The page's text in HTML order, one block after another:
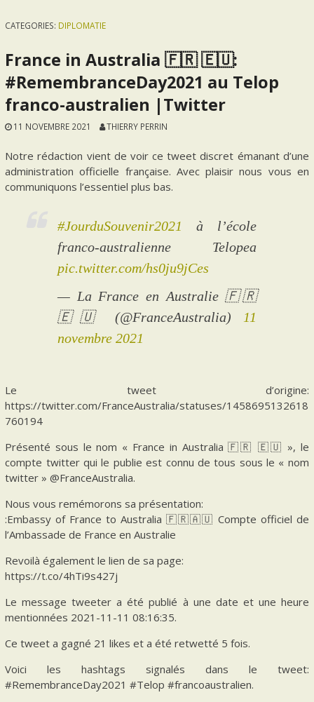
CATEGORIES: DIPLOMATIE
France in Australia 🇫🇷 🇪🇺:
#RemembranceDay2021 au Telop
franco-australien |Twitter
11 NOVEMBRE 2021 THIERRY PERRIN
Notre rédaction vient de voir ce tweet discret émanant d’une
administration officielle française. Avec plaisir nous vous en
communiquons l’essentiel plus bas.
#JourduSouvenir2021 à l’école
franco-australienne Telopea
pic.twitter.com/hs0ju9jCes
— La France en Australie 🇫🇷
🇪🇺 (@FranceAustralia) 11
novembre 2021
Le tweet d’origine:
https://twitter.com/FranceAustralia/statuses/1458695132618
760194
Présenté sous le nom « France in Australia 🇫🇷 🇪🇺 », le
compte twitter qui le publie est connu de tous sous le « nom
twitter » @FranceAustralia.
Nous vous remémorons sa présentation:
:Embassy of France to Australia 🇫🇷🇦🇺 Compte officiel de
l’Ambassade de France en Australie
Revoilà également le lien de sa page:
https://t.co/4hTi9s427j
Le message tweeter a été publié à une date et une heure
mentionnées 2021-11-11 08:16:35.
Ce tweet a gagné 21 likes et a été retwetté 5 fois.
Voici les hashtags signalés dans le tweet:
#RemembranceDay2021 #Telop #francoaustralien.